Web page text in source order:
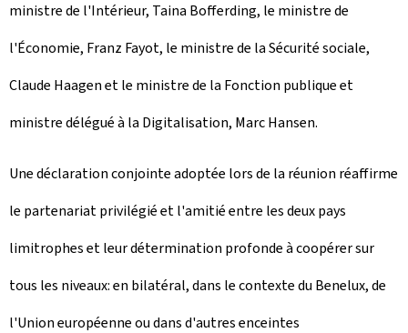
ministre de l'Intérieur, Taina Bofferding, le ministre de
l'Économie, Franz Fayot, le ministre de la Sécurité sociale,
Claude Haagen et le ministre de la Fonction publique et
ministre délégué à la Digitalisation, Marc Hansen.
Une déclaration conjointe adoptée lors de la réunion réaffirme
le partenariat privilégié et l'amitié entre les deux pays
limitrophes et leur détermination profonde à coopérer sur
tous les niveaux: en bilatéral, dans le contexte du Benelux, de
l'Union européenne ou dans d'autres enceintes